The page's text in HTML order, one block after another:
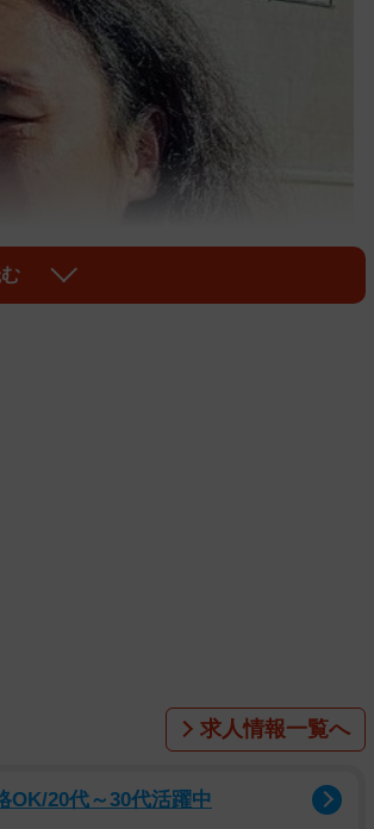
インスタグラムから） 求人情報一覧へ
OK/20代～30代活躍中